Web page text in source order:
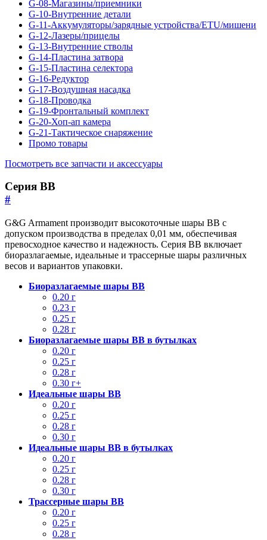
G-08-Магазины/приемники
G-10-Внутренние детали
G-11-Аккумуляторы/зарядные устройства/ETU/мишени
G-12-Лазеры/прицелы
G-13-Внутренние стволы
G-14-Пластина затвора
G-15-Пластина селектора
G-16-Редуктор
G-17-Воздушная насадка
G-18-Проводка
G-19-Фронтальный комплект
G-20-Хоп-ап камера
G-21-Тактическое снаряжение
Промо товары
Посмотреть все запчасти и аксессуары
Серия BB
#
G&G Armament производит высокоточные шары BB с
допуском производства в пределах 0,01 мм, обеспечивая
превосходное качество и надежность. Серия BB включает
биоразлагаемые, идеальные и трассерные шары различных
весов и вариантов упаковки.
Биоразлагаемые шары BB
0.20 г
0.23 г
0.25 г
0.28 г
Биоразлагаемые шары BB в бутылках
0.20 г
0.25 г
0.28 г
0.30 г+
Идеальные шары BB
0.20 г
0.25 г
0.28 г
0.30 г
Идеальные шары BB в бутылках
0.20 г
0.25 г
0.28 г
0.30 г
Трассерные шары BB
0.20 г
0.25 г
0.28 г